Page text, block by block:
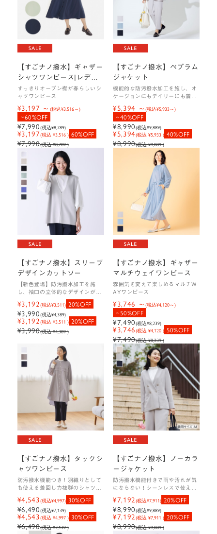
【すごナノ撥水】ギャザー
シャツワンピース|レディ
ース
すっきりオープン襟が春らしいシ
ャツワンピース
¥3,197 (税込¥3,516 )
60%OFF
¥7,990(税込¥8,789)
¥3,197(税込 ¥3,516 ) 60%OFF
¥7,990(税込 ¥8,789 )
【すごナノ撥水】ペプラム
ジャケット
機能的な防汚撥水加工を施し、オ
ケージョンにもデイリーにも着回
¥5,394 (税込¥5,933 )
40%OFF
¥8,990(税込¥9,889)
¥5,394(税込 ¥5,933 ) 40%OFF
¥8,990(税込 ¥9,889 )
【すごナノ撥水】スリーブ
デザインカットソー
【新色登場】防汚撥水加工を施
し、袖口の立体的なデザインが1
枚で着映えするカットソー
¥3,192(税込¥3,511) 20%OFF
¥3,990(税込¥4,389)
¥3,192(税込 ¥3,511 ) 20%OFF
¥3,990(税込 ¥4,389 )
【すごナノ撥水】ギャザー
マルチウェイワンピース
雰囲気を変えて楽しめるマルチW
AYワンピース
¥3,746 (税込¥4,120 )
50%OFF
¥7,490(税込¥8,239)
¥3,746(税込 ¥4,120 ) 50%OFF
¥7,490(税込 ¥8,239 )
【すごナノ撥水】タックシ
ャツワンピース
防汚撥水機能つき！羽織りとして
も使える着回し力抜群のシャツワ
¥4,543(税込¥4,997) 30%OFF
¥6,490(税込¥7,139)
¥4,543(税込 ¥4,997 ) 30%OFF
¥6,490(税込 ¥7,139 )
【すごナノ撥水】ノーカラ
ージャケット
防汚撥水機能付きで雨や汚れが気
にならない！シーンレスで使える
ノーカラージャケット
¥7,192(税込¥7,911) 20%OFF
¥8,990(税込¥9,889)
¥7,192(税込 ¥7,911 ) 20%OFF
¥8,990(税込 ¥9,889 )